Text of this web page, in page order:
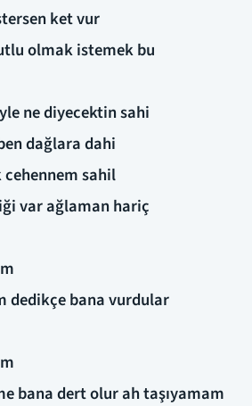
ket vur
olmak istemek bu
ne diyecektin sahi
dağlara dahi
cehennem sahil
var ağlaman hariç
dedikçe bana vurdular
bana dert olur ah taşıyamam